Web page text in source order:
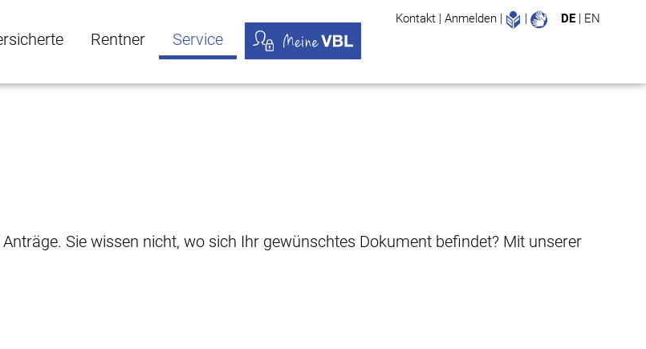
Rentner Service
Kontakt | Anmelden | Leichte Sprache
| DE | EN
Sie wissen nicht, wo sich Ihr gewünschtes Dokument befindet? Mit unserer